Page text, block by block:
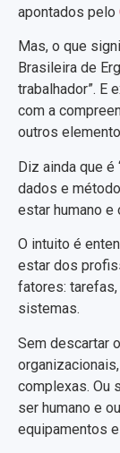
apontados pelo
Mas, o que
Brasileira de
trabalhador”. E
com a
outros
Diz ainda que
dados e
estar humano e
O intuito é
estar dos
fatores:
sistemas.
Sem descartar
complexas. Ou
ser humano e
equipamentos